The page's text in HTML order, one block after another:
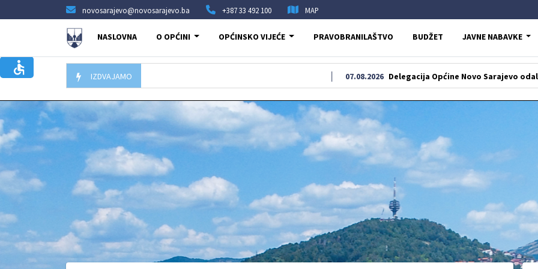
novosarajevo@novosarajevo.ba +387 33 492 100 MAP
NASLOVNA O OPĆINI OPĆINSKO VIJEĆE PRAVOBRANILAŠTVO BUDŽET JAVNE NABAVKE
IZDVAJAMO Delegacija Općine Novo Sarajevo odala počast